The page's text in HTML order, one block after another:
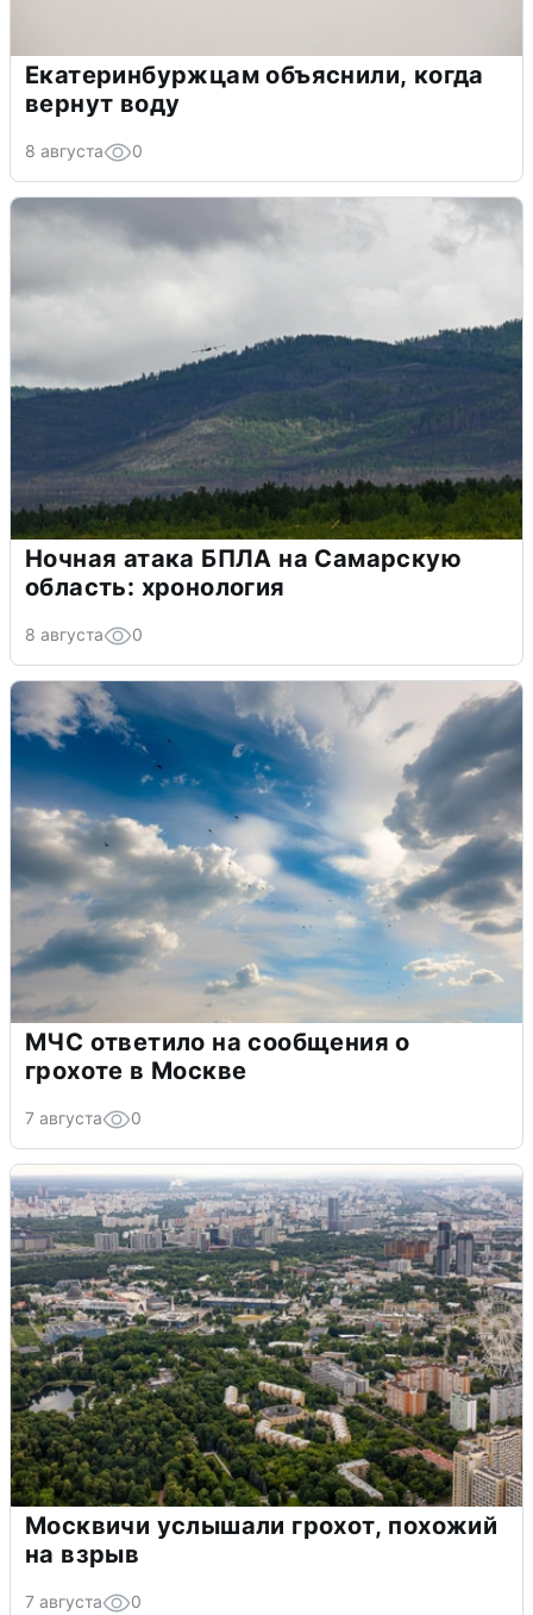
Екатеринбуржцам объяснили, когда
вернут воду
8 августа 0
Ночная атака БПЛА на Самарскую
область: хронология
8 августа 0
МЧС ответило на сообщения о
грохоте в Москве
7 августа 0
Москвичи услышали грохот, похожий
на взрыв
7 августа 0